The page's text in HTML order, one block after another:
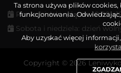
Poniedziałek - piątek: 10:00 -
Sobota i niedziela: dzień
Copyright © 2026
Ta strona używa plików
funkcjonowania.
Aby uzyskać więcej